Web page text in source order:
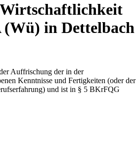
(Wü) in Dettelbach
Auffrischung der in der
Kenntnisse und Fertigkeiten (oder der
und ist in § 5 BKrFQG